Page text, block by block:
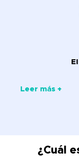
Leer más +
¿Cuál